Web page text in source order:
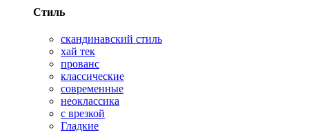
Стиль
скандинавский стиль
хай тек
прованс
классические
современные
неоклассика
с врезкой
Гладкие